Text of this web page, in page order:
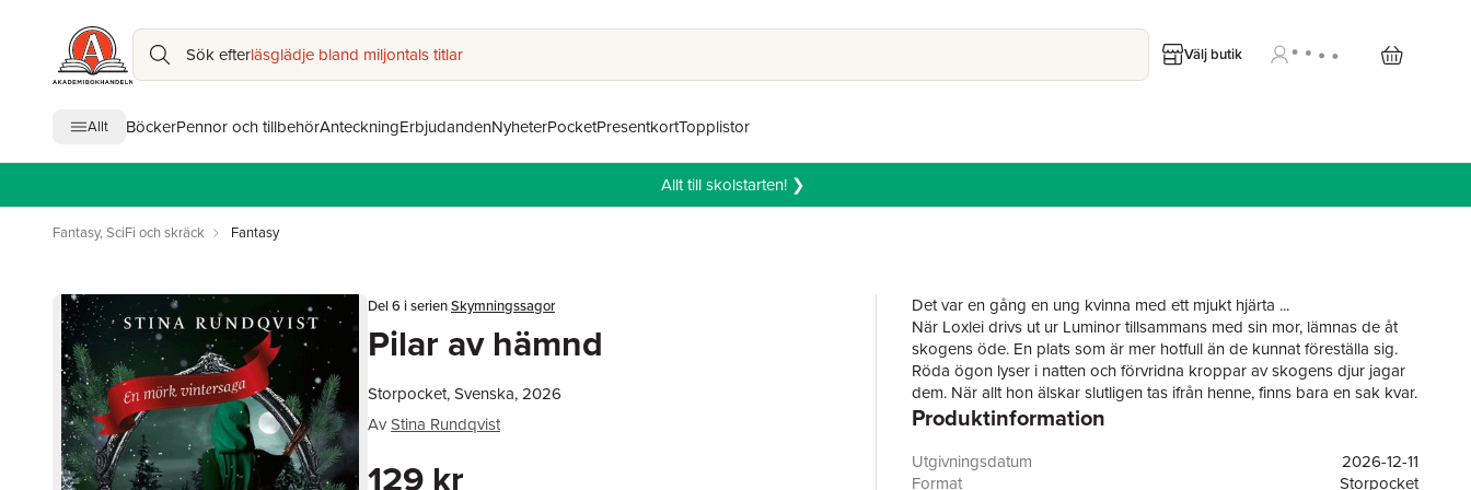
Sök efterläsglädje bland miljontals titlar Välj butik
Allt BöckerPennor och tillbehörAnteckningErbjudandenNyheterPocketPresentkortTopplistor
Allt till skolstarten! ❯
Fantasy, SciFi och skräck Fantasy
Del 6 i serienSkymningssagor
Pilar av hämnd
Storpocket, Svenska, 2026
AvStina Rundqvist
129 kr
Det var en gång en ung kvinna med ett mjukt hjärta ...
När Loxlei drivs ut ur Luminor tillsammans med sin mor, lämnas de åt
skogens öde. En plats som är mer hotfull än de kunnat föreställa sig.
Röda ögon lyser i natten och förvridna kroppar av skogens djur jagar
dem. När allt hon älskar slutligen tas ifrån henne, finns bara en sak kvar.
Hämnd.
honom. Han håller makten med knutna nävar för att skydda den,
omgiven av lögner, förbjuden magi och ett arv som redan har krävt
Produktinformation
Utgivningsdatum
2026-12-11
Format
Storpocket